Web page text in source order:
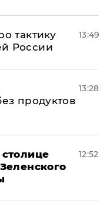
тактику
России
13:49
продуктов
13:28
12:52